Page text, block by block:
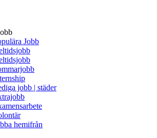
Jobb
jobb | städer
hemifrån